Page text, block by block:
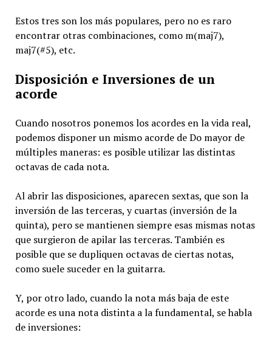
Estos tres son los más populares, pero no es raro
encontrar otras combinaciones, como m(maj7),
maj7(#5), etc.
Disposición e Inversiones de un
acorde
Cuando nosotros ponemos los acordes en la vida real,
podemos disponer un mismo acorde de Do mayor de
múltiples maneras: es posible utilizar las distintas
octavas de cada nota.
Al abrir las disposiciones, aparecen sextas, que son la
inversión de las terceras, y cuartas (inversión de la
quinta), pero se mantienen siempre esas mismas notas
que surgieron de apilar las terceras. También es
posible que se dupliquen octavas de ciertas notas,
como suele suceder en la guitarra.
Y, por otro lado, cuando la nota más baja de este
acorde es una nota distinta a la fundamental, se habla
de inversiones: